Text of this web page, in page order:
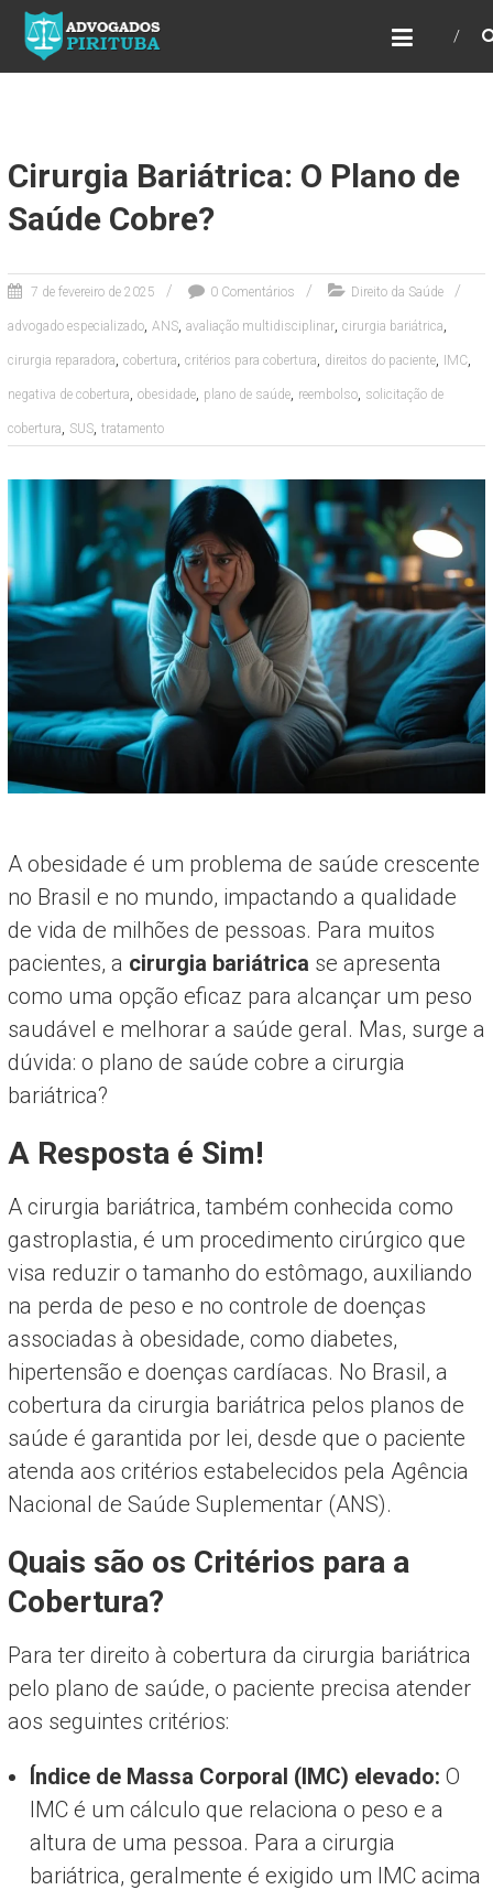
ADVOGADOS PIRITUBA
Precisando de advogado? Entre em contato!
Fazemos toda a assessoria que você
Cirurgia Bariátrica: O Plano de
Saúde Cobre?
7 de fevereiro de 2025 0 Comentários Direito da Saúde
advogado especializado, ANS, avaliação multidisciplinar, cirurgia bariátrica,
cirurgia reparadora, cobertura, critérios para cobertura, direitos do paciente, IMC,
negativa de cobertura, obesidade, plano de saúde, reembolso, solicitação de
cobertura, SUS, tratamento
A obesidade é um problema de saúde crescente
no Brasil e no mundo, impactando a qualidade
de vida de milhões de pessoas. Para muitos
pacientes, a cirurgia bariátrica se apresenta
como uma opção eficaz para alcançar um peso
saudável e melhorar a saúde geral. Mas, surge a
dúvida: o plano de saúde cobre a cirurgia
bariátrica?
A Resposta é Sim!
A cirurgia bariátrica, também conhecida como
gastroplastia, é um procedimento cirúrgico que
visa reduzir o tamanho do estômago, auxiliando
na perda de peso e no controle de doenças
associadas à obesidade, como diabetes,
hipertensão e doenças cardíacas. No Brasil, a
cobertura da cirurgia bariátrica pelos planos de
saúde é garantida por lei, desde que o paciente
atenda aos critérios estabelecidos pela Agência
Nacional de Saúde Suplementar (ANS).
Quais são os Critérios para a
Cobertura?
Para ter direito à cobertura da cirurgia bariátrica
pelo plano de saúde, o paciente precisa atender
aos seguintes critérios:
Índice de Massa Corporal (IMC) elevado: O
IMC é um cálculo que relaciona o peso e a
altura de uma pessoa. Para a cirurgia
bariátrica, geralmente é exigido um IMC acima